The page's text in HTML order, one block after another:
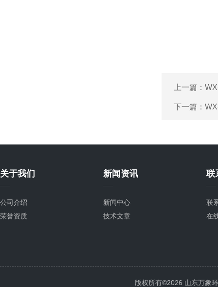
上一篇：
下一篇：
关于我们
公司介绍
荣誉资质
新闻资讯
新闻中心
技术文章
联
联
在
版权所有©2026 山东万象